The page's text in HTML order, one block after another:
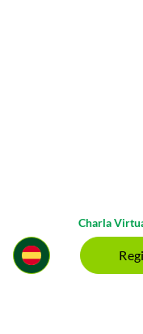
Charla